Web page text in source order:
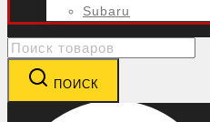
Subaru
Search
for:
ПОИСК